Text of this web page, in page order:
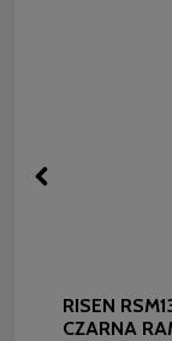
RISEN
CZARNA